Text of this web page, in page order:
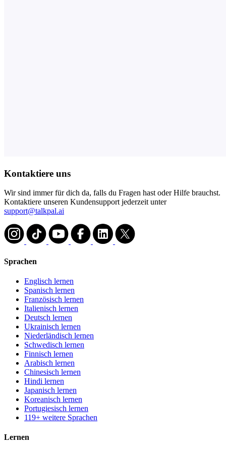
Kontaktiere uns
Wir sind immer für dich da, falls du Fragen hast oder Hilfe brauchst.
Kontaktiere unseren Kundensupport jederzeit unter
support@talkpal.ai
Sprachen
Englisch lernen
Spanisch lernen
Französisch lernen
Italienisch lernen
Deutsch lernen
Ukrainisch lernen
Niederländisch lernen
Schwedisch lernen
Finnisch lernen
Arabisch lernen
Chinesisch lernen
Hindi lernen
Japanisch lernen
Koreanisch lernen
Portugiesisch lernen
119+ weitere Sprachen
Lernen